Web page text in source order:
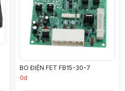
BO ĐIỆN FET FB15-30-7
0đ